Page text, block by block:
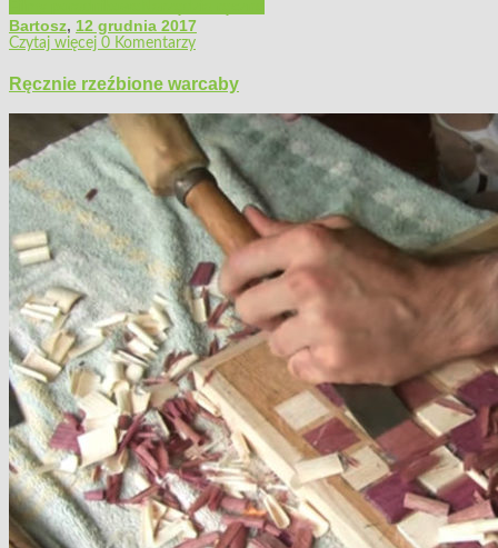
Bartosz, 12 grudnia 2017
Czytaj więcej 0 Komentarzy
Ręcznie rzeźbione warcaby